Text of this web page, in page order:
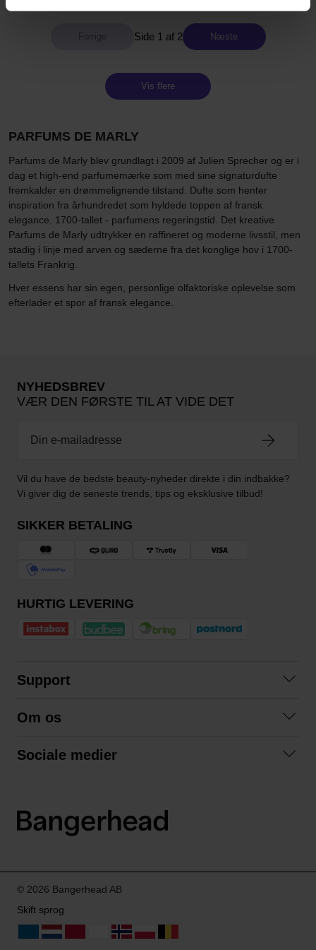
Side 1 af 2 Næste
Vis flere
PARFUMS DE MARLY
Parfums de Marly blev grundlagt i 2009 af Julien Sprecher og er i
dag et high-end parfumemærke som med sine signaturdufte
fremkalder en drømmelignende tilstand. Dufte som henter
inspiration fra århundredet som hyldede toppen af fransk
elegance. 1700-tallet - parfumens regeringstid. Det kreative
Parfums de Marly udtrykker en raffineret og moderne livsstil, men
stadig i linje med arven og sæderne fra det konglige hov i 1700-
tallets Frankrig.
Hver essens har sin egen, personlige olfaktoriske oplevelse som
efterlader et spor af fransk elegance.
NYHEDSBREV
VÆR DEN FØRSTE TIL AT VIDE DET
Vil du have de bedste beauty-nyheder direkte i din indbakke?
Vi giver dig de seneste trends, tips og eksklusive tilbud!
SIKKER BETALING
HURTIG LEVERING
Support
Betingelser
Om os
Sociale medier
LinkedIn
© 2026 Bangerhead AB
Skift sprog